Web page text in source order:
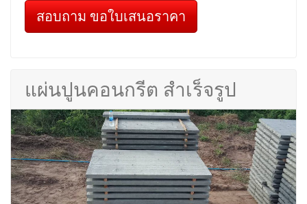
สอบถาม ขอใบเสนอราคา
แผ่นปูนคอนกรีต สำเร็จรูป